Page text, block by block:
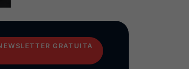
GRATUITA